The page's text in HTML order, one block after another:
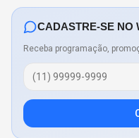
CADASTRE-SE NO
Receba programação,